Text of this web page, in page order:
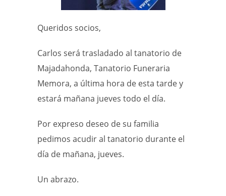
Queridos socios,
Carlos será trasladado al tanatorio de
Majadahonda, Tanatorio Funeraria
Memora, a última hora de esta tarde y
estará mañana jueves todo el día.
Por expreso deseo de su familia
pedimos acudir al tanatorio durante el
día de mañana, jueves.
Un abrazo.